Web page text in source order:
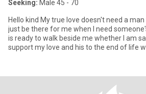
Seeking: Male 45 - 70
Hello kind My true love doesn't need a man who has everything,
just be there for me when I need someone's support
is ready to walk beside me whether I am